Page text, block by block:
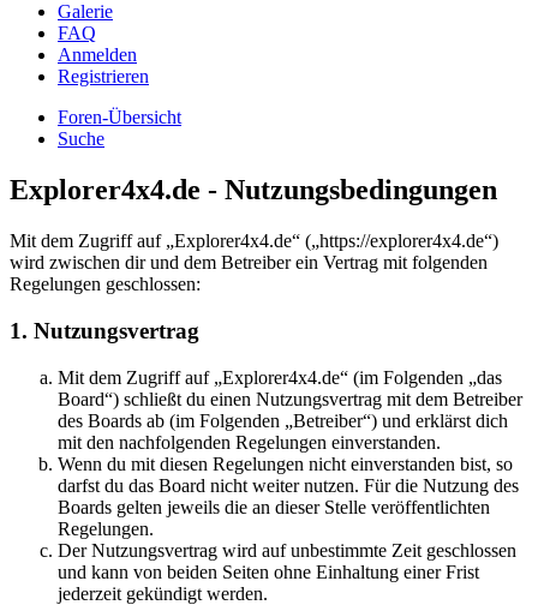
Galerie
FAQ
Anmelden
Registrieren
Foren-Übersicht
Suche
Explorer4x4.de - Nutzungsbedingungen
Mit dem Zugriff auf „Explorer4x4.de“ („https://explorer4x4.de“)
wird zwischen dir und dem Betreiber ein Vertrag mit folgenden
Regelungen geschlossen:
1. Nutzungsvertrag
Mit dem Zugriff auf „Explorer4x4.de“ (im Folgenden „das
Board“) schließt du einen Nutzungsvertrag mit dem Betreiber
des Boards ab (im Folgenden „Betreiber“) und erklärst dich
mit den nachfolgenden Regelungen einverstanden.
Wenn du mit diesen Regelungen nicht einverstanden bist, so
darfst du das Board nicht weiter nutzen. Für die Nutzung des
Boards gelten jeweils die an dieser Stelle veröffentlichten
Regelungen.
Der Nutzungsvertrag wird auf unbestimmte Zeit geschlossen
und kann von beiden Seiten ohne Einhaltung einer Frist
jederzeit gekündigt werden.